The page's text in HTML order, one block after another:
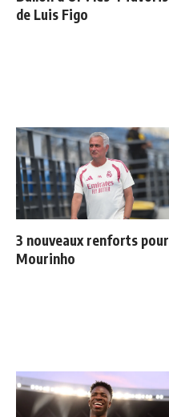
de Luis Figo
3 nouveaux renforts pour
Mourinho